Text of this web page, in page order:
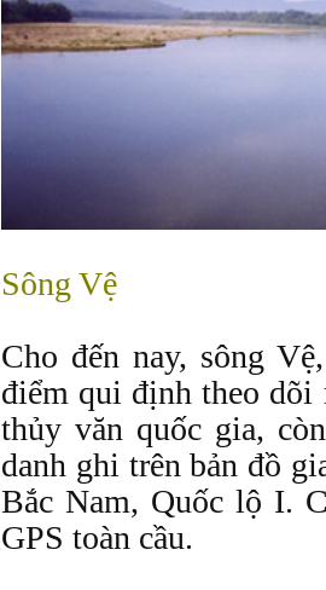
Sông Vệ
Cho đến nay, sông
điểm qui định theo dõi
thủy văn quốc gia,
danh ghi trên bản đồ
Bắc Nam, Quốc lộ I.
GPS toàn cầu.